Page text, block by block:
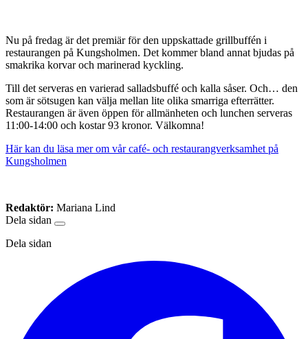
Nu på fredag är det premiär för den uppskattade grillbuffén i
restaurangen på Kungsholmen. Det kommer bland annat bjudas på
smakrika korvar och marinerad kyckling.
Till det serveras en varierad salladsbuffé och kalla såser. Och… den
som är sötsugen kan välja mellan lite olika smarriga efterrätter.
Restaurangen är även öppen för allmänheten och lunchen serveras
11:00-14:00 och kostar 93 kronor. Välkomna!
Här kan du läsa mer om vår café- och restaurangverksamhet på
Kungsholmen
Redaktör: Mariana Lind
Dela sidan
Dela sidan